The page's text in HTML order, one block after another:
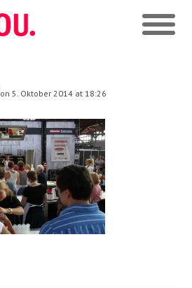
on 5. Oktober 2014 at 18:26